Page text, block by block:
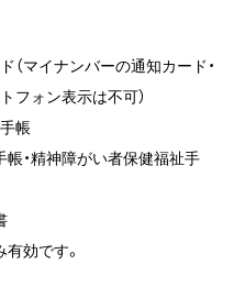
（マイナンバーの通知カード・
フォン表示は不可）
帳
・精神障がい者保健福祉手
効です。